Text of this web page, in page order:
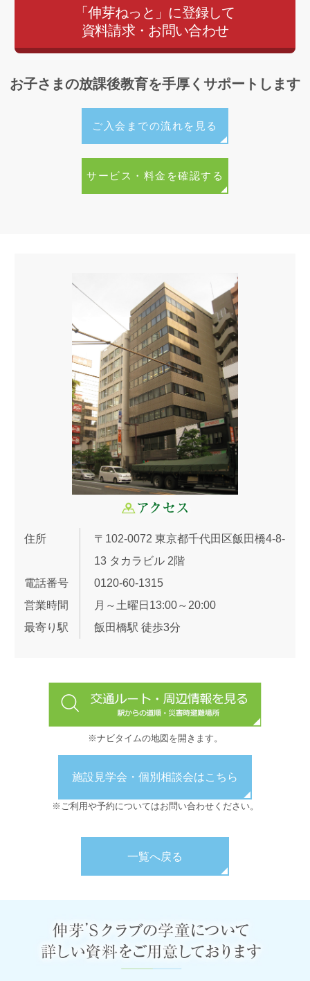
日々の生活では、中学受験や内部進学に向けた独自の学
習時間「Gタイム」や各種検定対策はもちろん、ブライ
トキッズアカデミーをはじめとする学童内で受講できる
れます。お勉強と遊びのメリハリを大切にしながら、お
るよう、スタッフ一同あたたかく寄り添い、日々の指導
を行っております。
≫学童飯田橋校の日常をご覧いただけます【学童飯田橋
「伸芽ねっと」に登録して
資料請求・お問い合わせ
お子さまの放課後教育を手厚くサポートします
ご入会までの流れを見る
サービス・料金を確認する
住所
〒102-0072 東京都千代田区飯田橋4-8-
13 タカラビル 2階
電話番号
0120-60-1315
営業時間
月～土曜日13:00～20:00
最寄り駅
飯田橋駅 徒歩3分
※ナビタイムの地図を開きます。
施設見学会・個別相談会はこちら
※ご利用や予約についてはお問い合わせください。
一覧へ戻る